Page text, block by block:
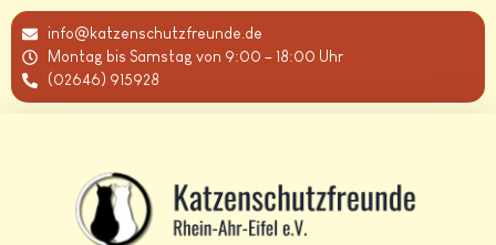
info@katzenschutzfreunde.de
Montag bis Samstag von 9:00 – 18:00 Uhr
(02646) 915928